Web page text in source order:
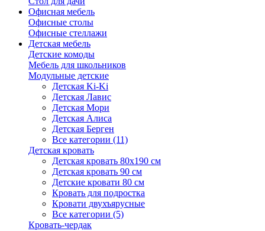
Офисная мебель
Офисные столы
Офисные стеллажи
Детская мебель
Детские комоды
Мебель для школьников
Модульные детские
Детская Ki-Ki
Детская Лавис
Детская Мори
Детская Алиса
Детская Берген
Все категории (11)
Детская кровать
Детская кровать 80х190 см
Детская кровать 90 см
Детские кровати 80 см
Кровать для подростка
Кровати двухъярусные
Все категории (5)
Кровать-чердак